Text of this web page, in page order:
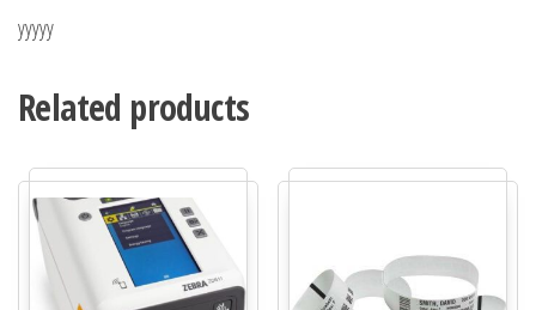
yyyyy
Related products